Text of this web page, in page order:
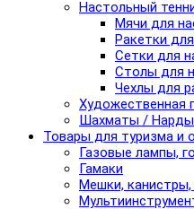
Настольный
Мячи для
Ракетки
Сетки для
Столы для
Чехлы для
Художественная
Шахматы /
Товары для туризма и
Газовые лампы,
Гамаки
Мешки, канистры,